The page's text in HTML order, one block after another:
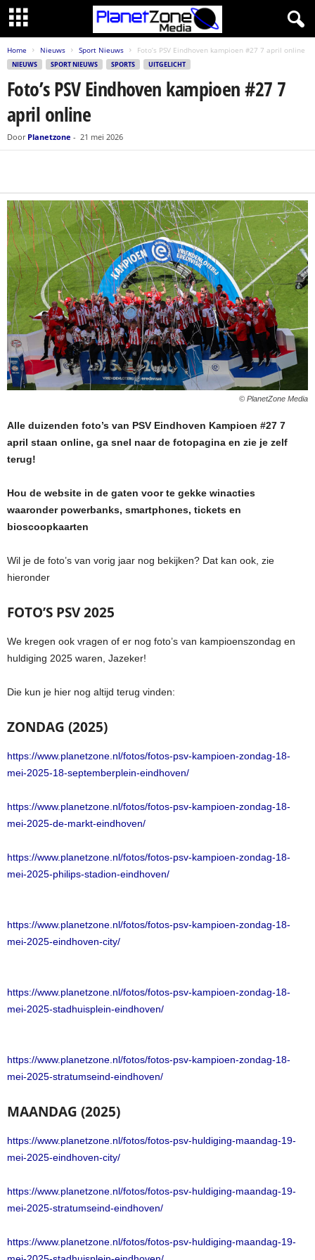
Home Nieuws Sport Nieuws Foto’s PSV Eindhoven kampioen #27 7 april online
NIEUWS SPORT NIEUWS SPORTS UITGELICHT
Foto’s PSV Eindhoven kampioen #27 7
april online
Door Planetzone - 21 mei 2026
© PlanetZone Media
Alle duizenden foto’s van PSV Eindhoven Kampioen #27 7
april staan online, ga snel naar de fotopagina en zie je zelf
terug!
Hou de website in de gaten voor te gekke winacties
waaronder powerbanks, smartphones, tickets en
bioscoopkaarten
Wil je de foto’s van vorig jaar nog bekijken? Dat kan ook, zie
hieronder
FOTO’S PSV 2025
We kregen ook vragen of er nog foto’s van kampioenszondag en
huldiging 2025 waren, Jazeker!
Die kun je hier nog altijd terug vinden:
ZONDAG (2025)
https://www.planetzone.nl/fotos/fotos-psv-kampioen-zondag-18-
mei-2025-18-septemberplein-eindhoven/
https://www.planetzone.nl/fotos/fotos-psv-kampioen-zondag-18-
mei-2025-de-markt-eindhoven/
https://www.planetzone.nl/fotos/fotos-psv-kampioen-zondag-18-
mei-2025-philips-stadion-eindhoven/
https://www.planetzone.nl/fotos/fotos-psv-kampioen-zondag-18-
mei-2025-eindhoven-city/
https://www.planetzone.nl/fotos/fotos-psv-kampioen-zondag-18-
mei-2025-stadhuisplein-eindhoven/
https://www.planetzone.nl/fotos/fotos-psv-kampioen-zondag-18-
mei-2025-stratumseind-eindhoven/
MAANDAG (2025)
https://www.planetzone.nl/fotos/fotos-psv-huldiging-maandag-19-
mei-2025-eindhoven-city/
https://www.planetzone.nl/fotos/fotos-psv-huldiging-maandag-19-
mei-2025-stratumseind-eindhoven/
https://www.planetzone.nl/fotos/fotos-psv-huldiging-maandag-19-